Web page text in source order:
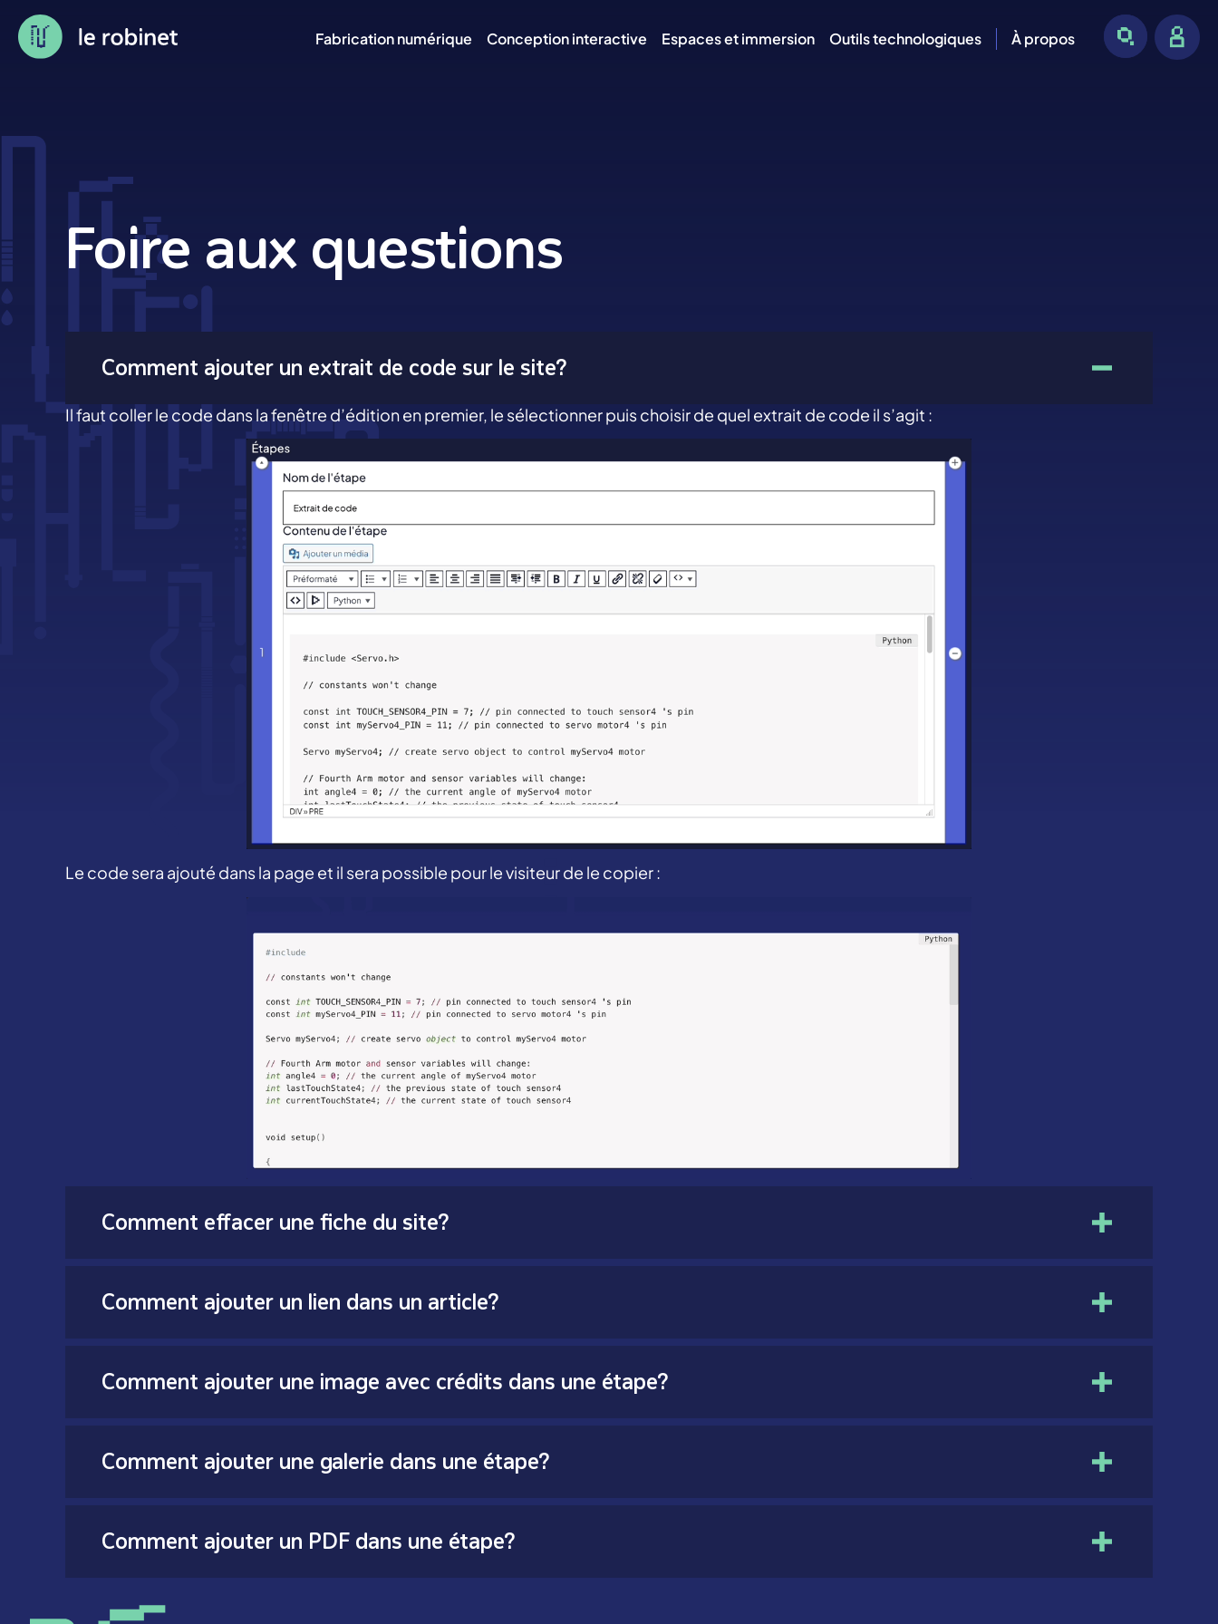
Fabrication numérique Conception interactive Espaces et immersion Outils technologiques À propos
Foire aux questions
Comment ajouter un extrait de code sur le site?
Il faut coller le code dans la fenêtre d’édition en premier, le sélectionner puis choisir de quel extrait de code il s’agit :
Le code sera ajouté dans la page et il sera possible pour le visiteur de le copier :
Comment effacer une fiche du site?
Comment ajouter un lien dans un article?
Comment ajouter une image avec crédits dans une étape?
Comment ajouter une galerie dans une étape?
Comment ajouter un PDF dans une étape?